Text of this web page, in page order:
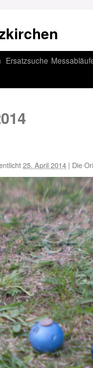
Ersatzsuche
25. April 2014 | Die